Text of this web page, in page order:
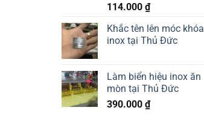
114.000 ₫
Khắc tên lên móc khóa
inox tại Thủ Đức
Làm biển hiệu inox ăn
mòn tại Thủ Đức
390.000 ₫